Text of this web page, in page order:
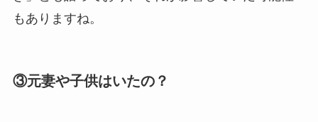
もありますね。
③元妻や子供はいたの？